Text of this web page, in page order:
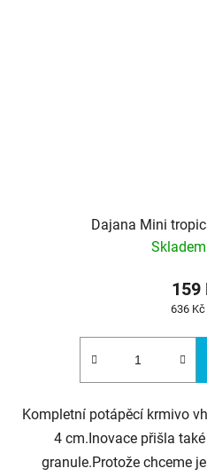
Dajana Mini
Skladem
159
Měrná
636 Kč
Kompletní potápěcí krmivo
4 cm.Inovace přišla
granule.Protože chceme